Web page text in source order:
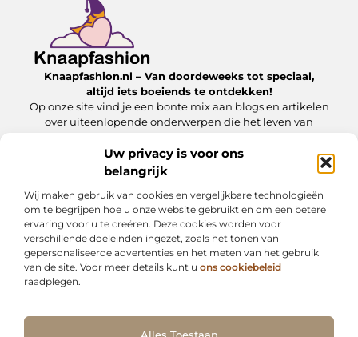
Uw privacy is voor ons
belangrijk
Wij maken gebruik van cookies en vergelijkbare technologieën
om te begrijpen hoe u onze website gebruikt en om een betere
ervaring voor u te creëren. Deze cookies worden voor
verschillende doeleinden ingezet, zoals het tonen van
gepersonaliseerde advertenties en het meten van het gebruik
van de site. Voor meer details kunt u ons cookiebeleid
raadplegen.
Alles Toestaan
Knaapfashion.nl – Van doordeweeks tot speciaal,
altijd iets boeiends te ontdekken!
Op onze site vind je een bonte mix aan blogs en artikelen
over uiteenlopende onderwerpen die het leven van
Onze informatie
Bericht categorie